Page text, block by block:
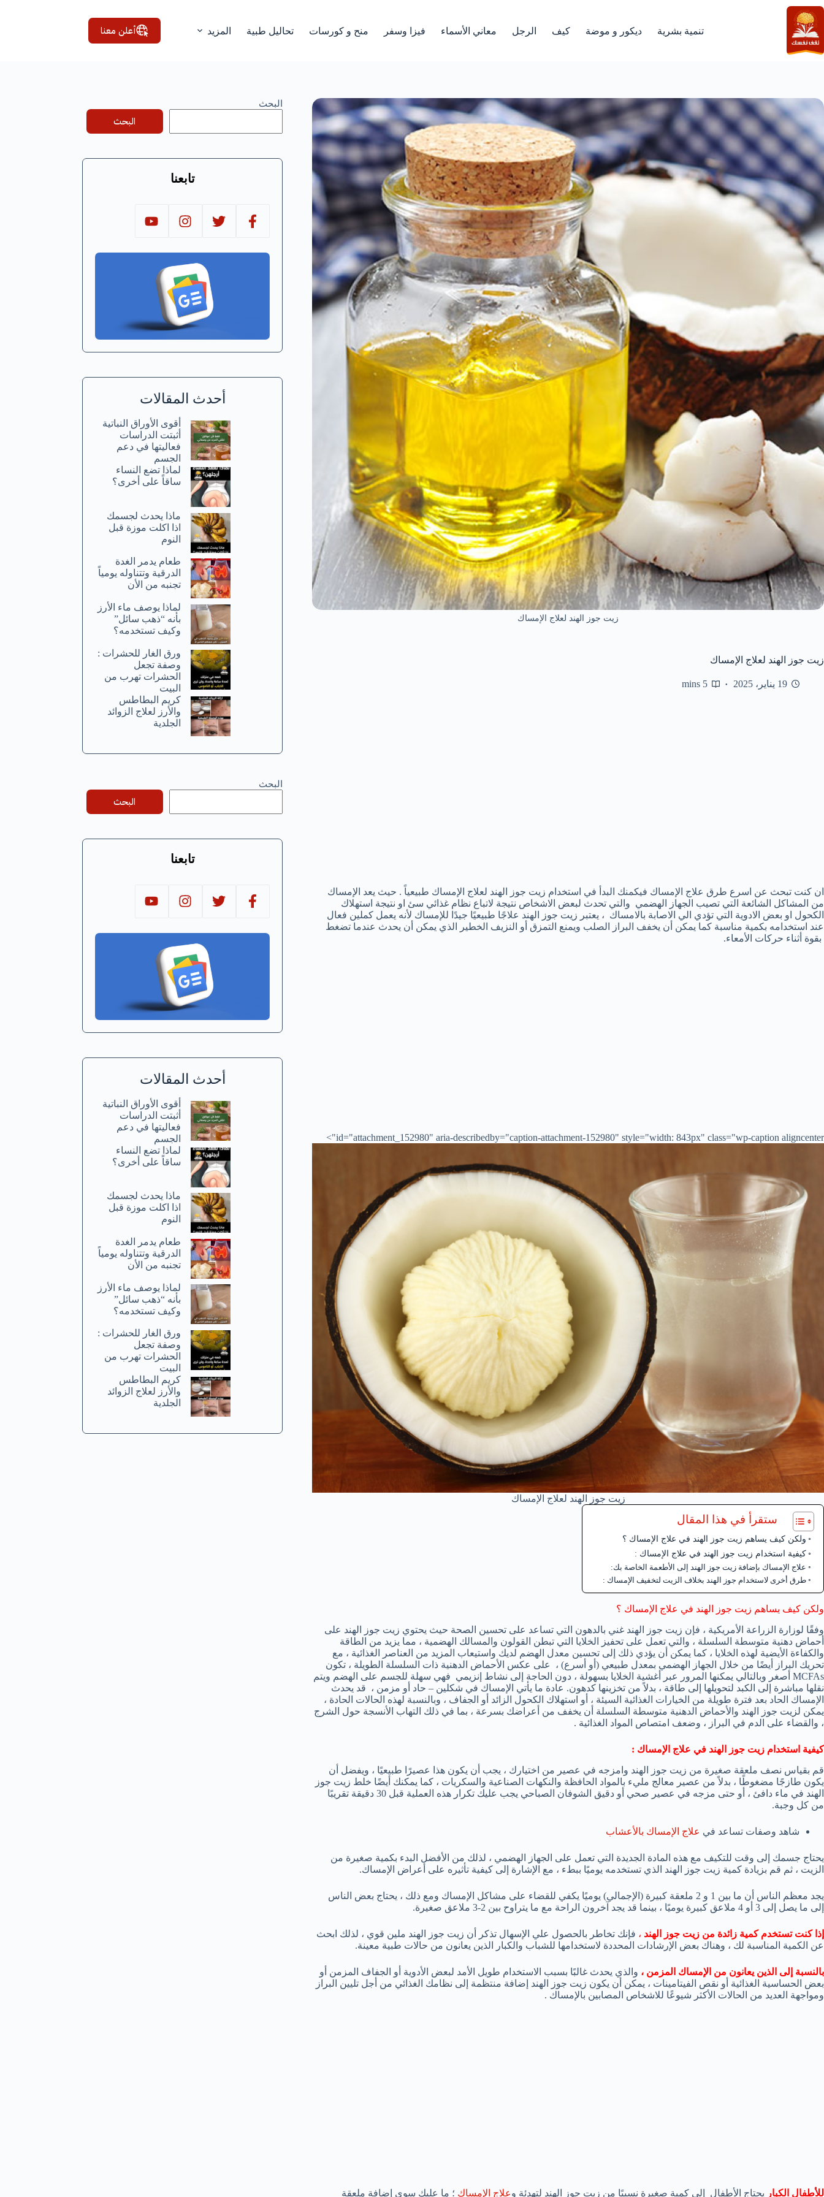
التجاوز
إلى
المحتوى
تنمية بشرية ديكور و موضة كيف الرجل معاني الأسماء فيزا وسفر منح و كورسات تحاليل طبية المزيد أعلن معنا
زيت جوز الهند لعلاج الإمساك
زيت جوز الهند لعلاج الإمساك
19 يناير، 2025 5 mins
ان كنت تبحث عن اسرع طرق علاج الإمساك فيكمنك البدأ في استخدام زيت جوز الهند لعلاج الإمساك طبيعياً . حيث يعد الإمساك
من المشاكل الشائعة التي تصيب الجهاز الهضمي والتي تحدث لبعض الاشخاص نتيجة لاتباع نظام غذائي سئ او نتيجة استهلاك
الكحول او بعض الادوية التي تؤدي الي الاصابة بالامساك ، يعتبر زيت جوز الهند علاجًا طبيعيًا جيدًا للإمساك لأنه يعمل كملين فعال
عند استخدامه بكمية مناسبة كما يمكن أن يخفف البراز الصلب ويمنع التمزق أو النزيف الخطير الذي يمكن أن يحدث عندما تضغط
بقوة أثناء حركات الأمعاء.
id="attachment_152980" aria-describedby="caption-attachment-152980" style="width: 843px" class="wp-caption aligncenter">
زيت جوز الهند لعلاج الإمساك
ستقرأ في هذا المقال
ولكن كيف يساهم زيت جوز الهند في علاج الإمساك ؟
كيفية استخدام زيت جوز الهند في علاج الإمساك :
علاج الإمساك بإضافة زيت جوز الهند إلى الأطعمة الخاصة بك:
طرق أخرى لاستخدام جوز الهند بخلاف الزيت لتخفيف الإمساك :
ولكن كيف يساهم زيت جوز الهند في علاج الإمساك ؟
وفقًا لوزارة الزراعة الأمريكية ، فإن زيت جوز الهند غني بالدهون التي تساعد على تحسين الصحة حيث يحتوي زيت جوز الهند على
أحماض دهنية متوسطة السلسلة ، والتي تعمل على تحفيز الخلايا التي تبطن القولون والمسالك الهضمية ، مما يزيد من الطاقة
والكفاءة الأيضية لهذه الخلايا ، كما يمكن أن يؤدي ذلك إلى تحسين معدل الهضم لديك واستيعاب المزيد من العناصر الغذائية ، مع
تحريك البراز أيضًا من خلال الجهاز الهضمي بمعدل طبيعي (أو أسرع) ، على عكس الأحماض الدهنية ذات السلسلة الطويلة ، تكون
MCFAs أصغر وبالتالي يمكنها المرور عبر أغشية الخلايا بسهولة ، دون الحاجة إلى نشاط إنزيمي فهي سهلة للجسم على الهضم ويتم
نقلها مباشرة إلى الكبد لتحويلها إلى طاقة ، بدلاً من تخزينها كدهون. عادة ما يأتي الإمساك في شكلين – حاد أو مزمن ، قد يحدث
الإمساك الحاد بعد فترة طويلة من الخيارات الغذائية السيئة ، أو استهلاك الكحول الزائد أو الجفاف ، وبالنسبة لهذه الحالات الحادة ،
يمكن لزيت جوز الهند والأحماض الدهنية متوسطة السلسلة أن يخفف من أعراضك بسرعة ، بما في ذلك التهاب الأنسجة حول الشرج
، والقضاء على الدم في البراز ، وضعف امتصاص المواد الغذائية .
كيفية استخدام زيت جوز الهند في علاج الإمساك :
قم بقياس نصف ملعقة صغيرة من زيت جوز الهند وامزجه في عصير من اختيارك ، يجب أن يكون هذا عصيرًا طبيعيًا ، ويفضل أن
يكون طازجًا مضغوطًا ، بدلاً من عصير معالج مليء بالمواد الحافظة والنكهات الصناعية والسكريات ، كما يمكنك أيضًا خلط زيت جوز
الهند في ماء دافئ ، أو حتى مزجه في عصير صحي أو دقيق الشوفان الصباحي يجب عليك تكرار هذه العملية قبل 30 دقيقة تقريبًا
من كل وجبة.
شاهد وصفات تساعد في علاج الإمساك بالأعشاب
يحتاج جسمك إلى وقت للتكيف مع هذه المادة الجديدة التي تعمل على الجهاز الهضمي ، لذلك من الأفضل البدء بكمية صغيرة من
الزيت ، ثم قم بزيادة كمية زيت جوز الهند الذي تستخدمه يوميًا ببطء ، مع الإشارة إلى كيفية تأثيره على أعراض الإمساك.
يجد معظم الناس أن ما بين 1 و 2 ملعقة كبيرة (الإجمالي) يوميًا يكفي للقضاء على مشاكل الإمساك ومع ذلك ، يحتاج بعض الناس
إلى ما يصل إلى 3 أو 4 ملاعق كبيرة يوميًا ، بينما قد يجد آخرون الراحة مع ما يتراوح بين 2-3 ملاعق صغيرة.
إذا كنت تستخدم كمية زائدة من زيت جوز الهند ، فإنك تخاطر بالحصول علي الإسهال تذكر أن زيت جوز الهند ملين قوي ، لذلك ابحث
عن الكمية المناسبة لك ، وهناك بعض الإرشادات المحددة لاستخدامها للشباب والكبار الذين يعانون من حالات طبية معينة.
بالنسبة إلى الذين يعانون من الإمساك المزمن ، والذي يحدث غالبًا بسبب الاستخدام طويل الأمد لبعض الأدوية أو الجفاف المزمن أو
بعض الحساسية الغذائية أو نقص الفيتامينات ، يمكن أن يكون زيت جوز الهند إضافة منتظمة إلى نظامك الغذائي من أجل تليين البراز
ومواجهة العديد من الحالات الأكثر شيوعًا للاشخاص المصابين بالإمساك .
للأطفال الكبار يحتاج الأطفال إلى كمية صغيرة نسبيًا من زيت جوز الهند لتهدئة وعلاج الإمساك ؛ ما عليك سوى إضافة ملعقة
البحث
البحث
تابعنا
أحدث المقالات
أقوى الأوراق النباتية
أثبتت الدراسات
فعاليتها في دعم
الجسم
لماذا تضع النساء
ساقاً على أخرى؟
ماذا يحدث لجسمك
اذا اكلت موزة قبل
النوم
طعام يدمر الغدة
الدرقية وتتناوله يومياً
تجنبه من الأن
لماذا يوصف ماء الأرز
بأنه “ذهب سائل”
وكيف تستخدمه؟
ورق الغار للحشرات :
وصفة تجعل
الحشرات تهرب من
البيت
كريم البطاطس
والأرز لعلاج الزوائد
الجلدية
البحث
البحث
تابعنا
أحدث المقالات
أقوى الأوراق النباتية
أثبتت الدراسات
فعاليتها في دعم
الجسم
لماذا تضع النساء
ساقاً على أخرى؟
ماذا يحدث لجسمك
اذا اكلت موزة قبل
النوم
طعام يدمر الغدة
الدرقية وتتناوله يومياً
تجنبه من الأن
لماذا يوصف ماء الأرز
بأنه “ذهب سائل”
وكيف تستخدمه؟
ورق الغار للحشرات :
وصفة تجعل
الحشرات تهرب من
البيت
كريم البطاطس
والأرز لعلاج الزوائد
الجلدية